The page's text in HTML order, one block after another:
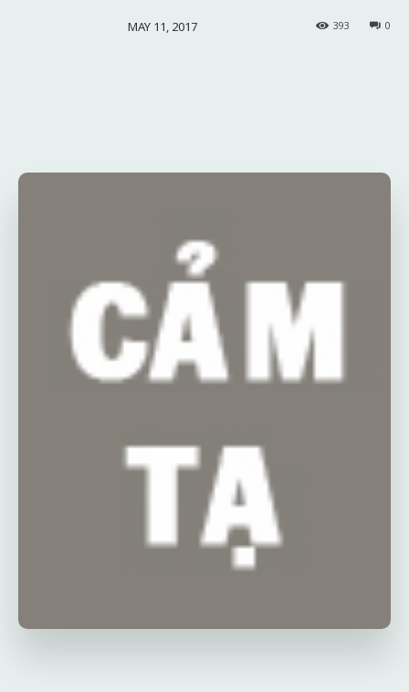
MAY 11, 2017 0
393